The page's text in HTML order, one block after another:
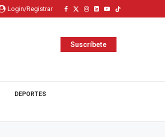
Login/Registrar
Suscríbete
DEPORTES